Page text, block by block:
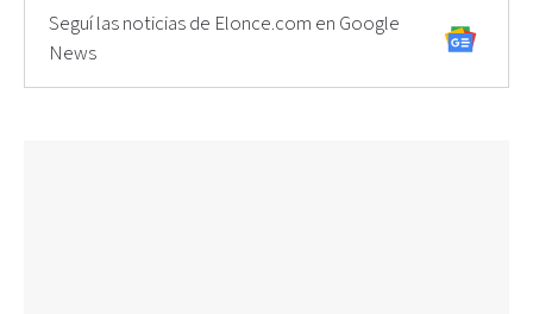
Seguí las noticias de Elonce.com en Google
News